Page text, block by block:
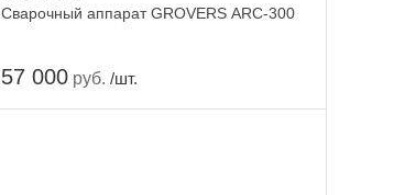
Сварочный аппарат GROVERS ARC-300
57 000 руб. /шт.